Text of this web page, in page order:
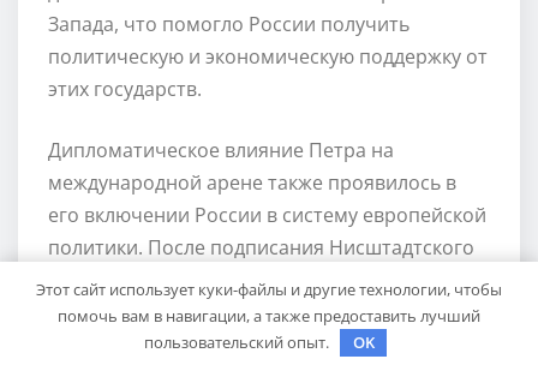
Запада, что помогло России получить
политическую и экономическую поддержку от
этих государств.
Дипломатическое влияние Петра на
международной арене также проявилось в
его включении России в систему европейской
политики. После подписания Нисштадтского
мира, Россия стала играть важную роль в
политических процессах Европы и активно
участвовала в решении международных
Этот сайт использует куки-файлы и другие технологии, чтобы
помочь вам в навигации, а также предоставить лучший
пользовательский опыт.
OK